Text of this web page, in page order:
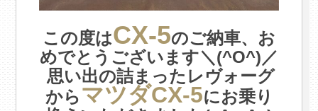
この度はCX-5のご納車、お
めでとうございます＼(^O^)／
思い出の詰まったレヴォーグ
からマツダCX-5にお乗り